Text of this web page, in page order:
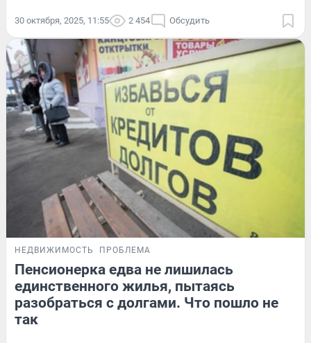
30 октября, 2025, 11:55 2 454 Обсудить
НЕДВИЖИМОСТЬ ПРОБЛЕМА
Пенсионерка едва не лишилась
единственного жилья, пытаясь
разобраться с долгами. Что пошло не
так